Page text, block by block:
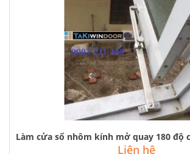
Liên hệ